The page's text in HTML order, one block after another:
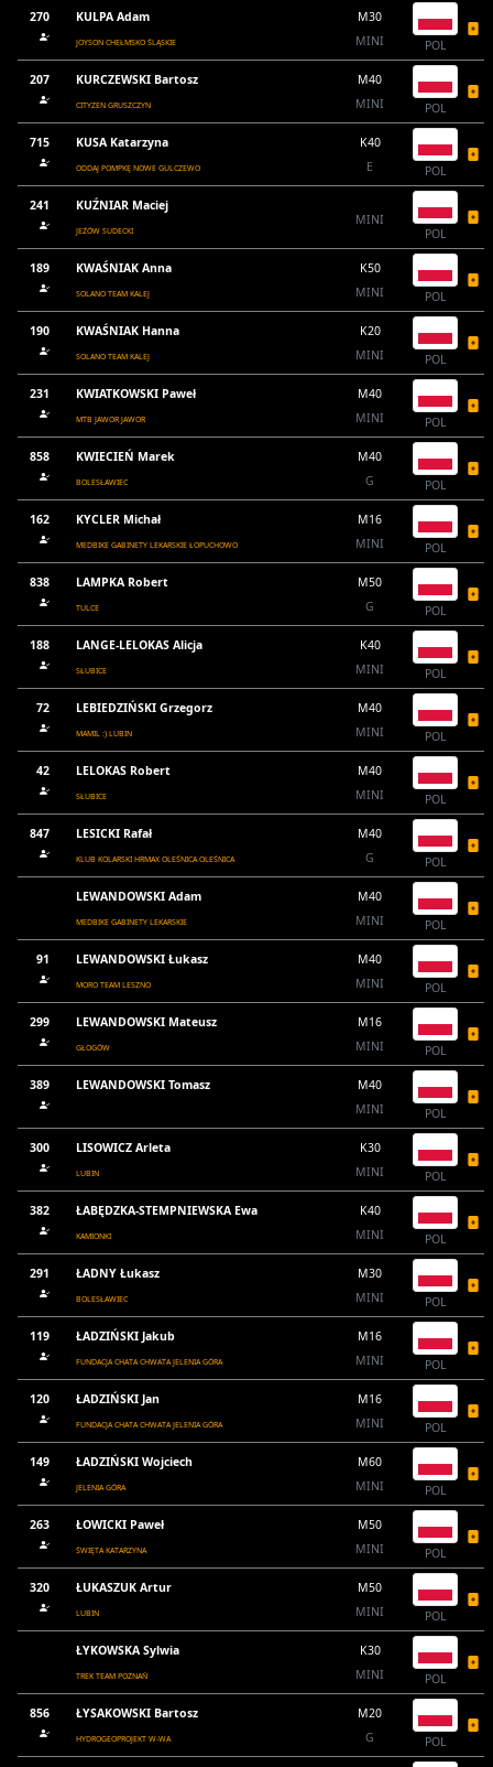
270 KULPA Adam
JOYSON CHEŁMSKO ŚLĄSKIE
M30
MINI
POL
207 KURCZEWSKI Bartosz
CITYZEN GRUSZCZYN
M40
MINI
POL
715 KUSA Katarzyna
ODDAJ POMPKĘ NOWE GULCZEWO
K40
E
POL
241 KUŹNIAR Maciej
JEŻÓW SUDECKI
MINI
POL
189 KWAŚNIAK Anna
SOLANO TEAM KALEJ
K50
MINI
POL
190 KWAŚNIAK Hanna
SOLANO TEAM KALEJ
K20
MINI
POL
231 KWIATKOWSKI Paweł
MTB JAWOR JAWOR
M40
MINI
POL
858 KWIECIEŃ Marek
BOLESŁAWIEC
M40
G
POL
162 KYCLER Michał
MEDBIKE GABINETY LEKARSKIE ŁOPUCHOWO
M16
MINI
POL
838 LAMPKA Robert
TULCE
M50
G
POL
188 LANGE-LELOKAS Alicja
SŁUBICE
K40
MINI
POL
72 LEBIEDZIŃSKI Grzegorz
MAMIL :) LUBIN
M40
MINI
POL
42 LELOKAS Robert
SŁUBICE
M40
MINI
POL
847 LESICKI Rafał
KLUB KOLARSKI HRMAX OLEŚNICA OLEŚNICA
M40
G
POL
LEWANDOWSKI Adam
MEDBIKE GABINETY LEKARSKIE
M40
MINI
POL
91 LEWANDOWSKI Łukasz
MORO TEAM LESZNO
M40
MINI
POL
299 LEWANDOWSKI Mateusz
GŁOGÓW
M16
MINI
POL
389 LEWANDOWSKI Tomasz
M40
MINI
POL
300 LISOWICZ Arleta
LUBIN
K30
MINI
POL
382 ŁABĘDZKA-STEMPNIEWSKA Ewa
KAMIONKI
K40
MINI
POL
291 ŁADNY Łukasz
BOLESŁAWIEC
M30
MINI
POL
119 ŁADZIŃSKI Jakub
FUNDACJA CHATA CHWATA JELENIA GÓRA
M16
MINI
POL
120 ŁADZIŃSKI Jan
FUNDACJA CHATA CHWATA JELENIA GÓRA
M16
MINI
POL
149 ŁADZIŃSKI Wojciech
JELENIA GÓRA
M60
MINI
POL
263 ŁOWICKI Paweł
ŚWIĘTA KATARZYNA
M50
MINI
POL
320 ŁUKASZUK Artur
LUBIN
M50
MINI
POL
ŁYKOWSKA Sylwia
TREK TEAM POZNAŃ
K30
MINI
POL
856 ŁYSAKOWSKI Bartosz
HYDROGEOPROJEKT W-WA
M20
G
POL